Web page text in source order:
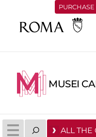
PURCHASE
MUSEI
ALL THE